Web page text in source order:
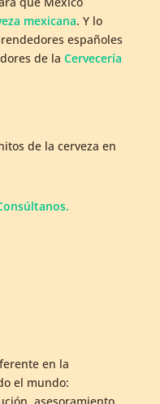
mexicana. Y lo
españoles
de la Cervecería
de la cerveza en
en la
el mundo: